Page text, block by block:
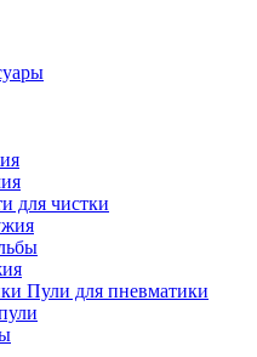
для чистки
Пули для пневматики